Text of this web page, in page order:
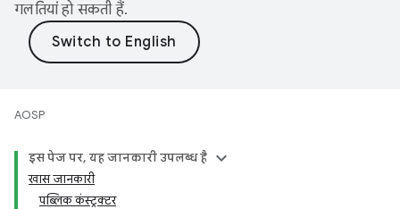
गलतियां हो सकती हैं.
AOSP
इस पेज पर, यह जानकारी उपलब्ध है
खास जानकारी
पब्लिक कंस्ट्रक्टर